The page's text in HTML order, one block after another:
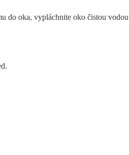
do oka, vypláchnite oko čistou